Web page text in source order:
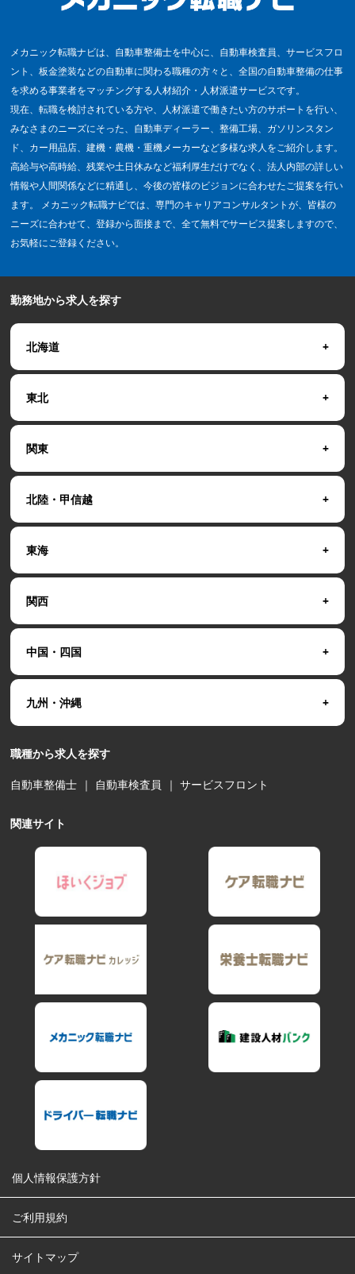
メカニック転職ナビは、自動車整備士を中心に、自動車検査員、サービスフロ
ント、板金塗装などの自動車に関わる職種の方々と、全国の自動車整備の仕事
を求める事業者をマッチングする人材紹介・人材派遣サービスです。
現在、転職を検討されている方や、人材派遣で働きたい方のサポートを行い、
みなさまのニーズにそった、自動車ディーラー、整備工場、ガソリンスタン
ド、カー用品店、建機・農機・重機メーカーなど多様な求人をご紹介します。
高給与や高時給、残業や土日休みなど福利厚生だけでなく、法人内部の詳しい
情報や人間関係などに精通し、今後の皆様のビジョンに合わせたご提案を行い
ます。 メカニック転職ナビでは、専門のキャリアコンサルタントが、皆様の
ニーズに合わせて、登録から面接まで、全て無料でサービス提案しますので、
お気軽にご登録ください。
勤務地から求人を探す
北海道
東北
関東
北陸・甲信越
東海
関西
中国・四国
九州・沖縄
職種から求人を探す
自動車整備士 ｜ 自動車検査員 ｜サービスフロント
関連サイト
個人情報保護方針
ご利用規約
サイトマップ